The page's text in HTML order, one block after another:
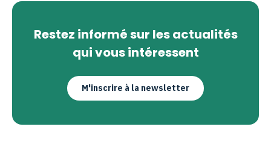
Restez informé sur les actualités
qui vous intéressent
M'inscrire à la newsletter